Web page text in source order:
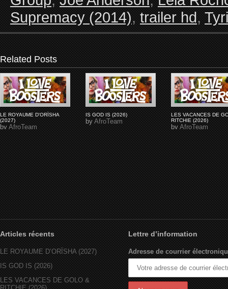
Supremacy (2014),trailer hd,
Related Posts
LE ROYAUME D'ORÏSHA
(2027)
byAfroTeam
IS GOD IS (2026)
byAfroTeam
LES VACANCES DE
RITCHIE (2026)
byAfroTeam
Articles récents
LE ROYAUME D’ORÏSHA (2027)
IS GOD IS (2026)
LES VACANCES DE GOLO &
Lettre d’information
Adresse de courrier